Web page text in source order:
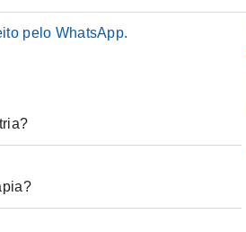
pelo WhatsApp.